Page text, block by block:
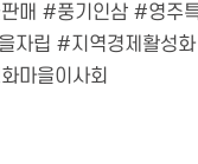
매 #풍기인삼 #영주
자립 #지역경제활성
마을이사회